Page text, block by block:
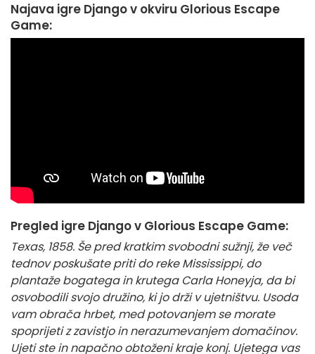
Najava igre Django v okviru Glorious Escape
Game:
Pregled igre Django v Glorious Escape Game:
Texas, 1858. Še pred kratkim svobodni sužnji, že več
tednov poskušate priti do reke Mississippi, do
plantaže bogatega in krutega Carla Honeyja, da bi
osvobodili svojo družino, ki jo drži v ujetništvu. Usoda
vam obrača hrbet, med potovanjem se morate
spoprijeti z zavistjo in nerazumevanjem domačinov.
Ujeti ste in napačno obtoženi kraje konj. Ujetega vas